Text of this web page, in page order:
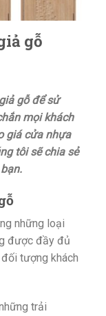
gỗ
gỗ để sử
mọi khách
giá cửa nhựa
tôi sẽ chia sẻ
những loại
được đầy đủ
tượng khách
trải